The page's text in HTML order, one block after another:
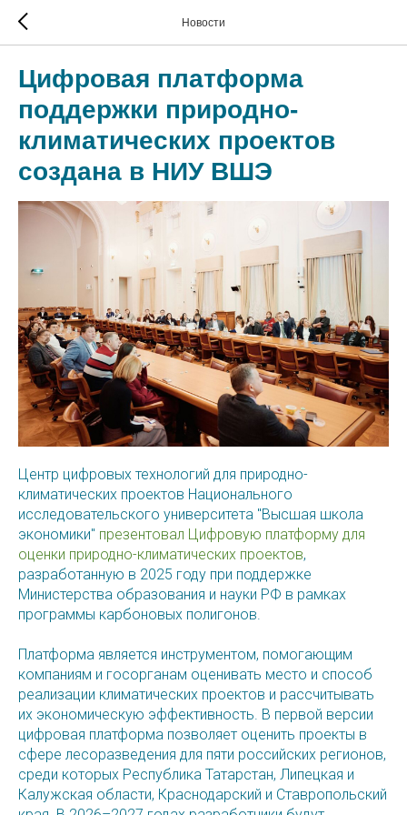
Новости
Цифровая платформа
поддержки природно-
климатических проектов
создана в НИУ ВШЭ
Центр цифровых технологий для природно-
климатических проектов Национального
исследовательского университета "Высшая школа
экономики" презентовал Цифровую платформу для
оценки природно-климатических проектов,
разработанную в 2025 году при поддержке
Министерства образования и науки РФ в рамках
программы карбоновых полигонов.
Платформа является инструментом, помогающим
компаниям и госорганам оценивать место и способ
реализации климатических проектов и рассчитывать
их экономическую эффективность. В первой версии
цифровая платформа позволяет оценить проекты в
сфере лесоразведения для пяти российских регионов,
среди которых Республика Татарстан, Липецкая и
Калужская области, Краснодарский и Ставропольский